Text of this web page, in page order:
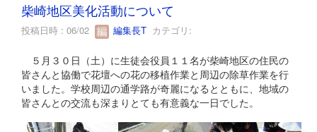
柴崎地区美化活動について
投稿日時 : 06/02 編集長T カテゴリ:
５月３０日（土）に生徒会役員１１名が柴崎地区の住民の
皆さんと協働で花壇への花の移植作業と周辺の除草作業を行
いました。学校周辺の通学路が奇麗になるとともに、地域の
皆さんとの交流も深まりとても有意義な一日でした。